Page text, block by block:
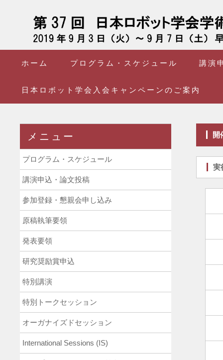
ホーム プログラム・スケジュール 講演
日本ロボット学会入会キャンペーンのご案内
メニュー
プログラム・スケジュール
講演申込・論文投稿
参加登録・懇親会申し込み
原稿執筆要領
発表要領
研究奨励賞申込
特別講演
特別トークセッション
オーガナイズドセッション
International Sessions (IS)